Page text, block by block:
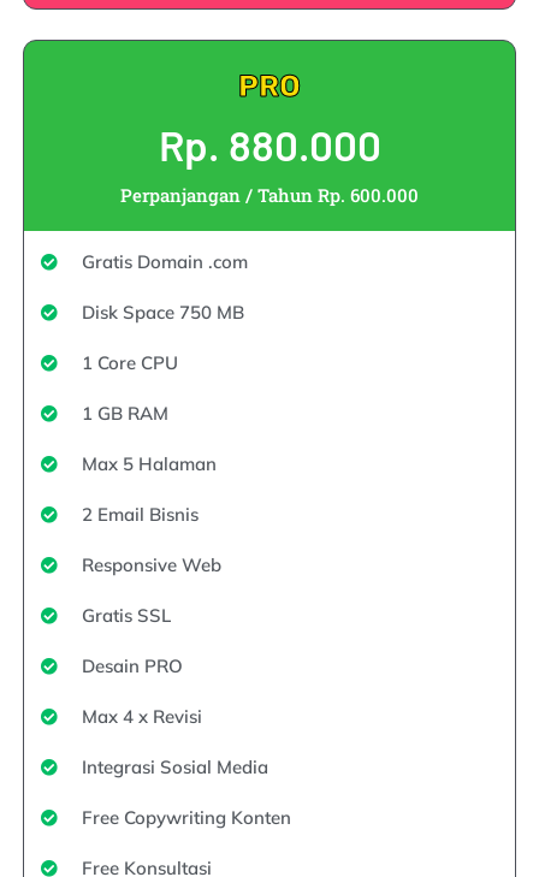
PRO
Rp. 880.000
Perpanjangan / Tahun Rp. 600.000
Gratis Domain .com
Disk Space 750 MB
1 Core CPU
1 GB RAM
Max 5 Halaman
2 Email Bisnis
Responsive Web
Gratis SSL
Desain PRO
Max 4 x Revisi
Integrasi Sosial Media
Free Copywriting Konten
Free Konsultasi